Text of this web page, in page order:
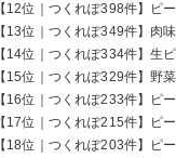
【12位｜つくれぽ398件】ピ
【13位｜つくれぽ349件】肉
【14位｜つくれぽ334件】生
【15位｜つくれぽ329件】野
【16位｜つくれぽ233件】ピ
【17位｜つくれぽ215件】ピ
【18位｜つくれぽ203件】ピ